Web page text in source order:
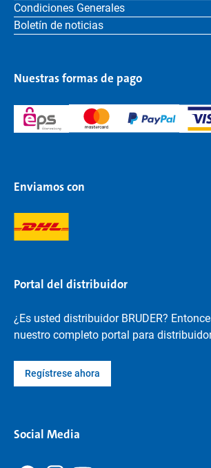
Condiciones Generales
Boletín de noticias
Nuestras formas de pago
Enviamos con
Portal del distribuidor
¿Es usted distribuidor BRUDER?
nuestro completo portal para
Regístrese ahora
Social Media